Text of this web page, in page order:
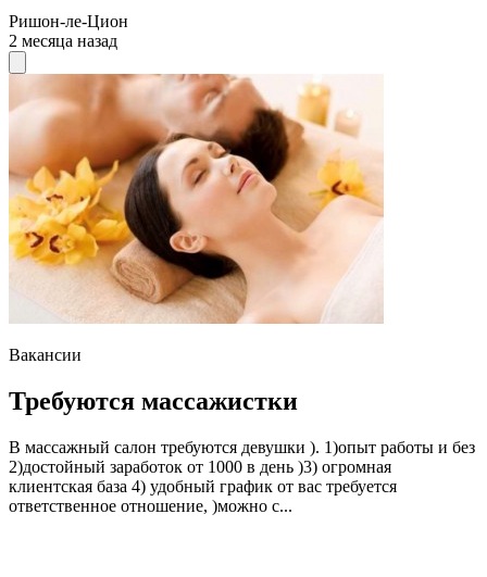
Ришон-ле-Цион
2 месяца назад
Вакансии
Требуются массажистки
В массажный салон требуются девушки ). 1)опыт работы и без
2)достойный заработок от 1000 в день )3) огромная
клиентская база 4) удобный график от вас требуется
ответственное отношение, )можно с...